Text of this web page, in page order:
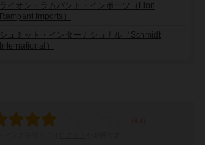
ライオン・ラムパント・インポーツ（Lion
Rampant Imports）
シュミット・インターナショナル（Schmidt
International）